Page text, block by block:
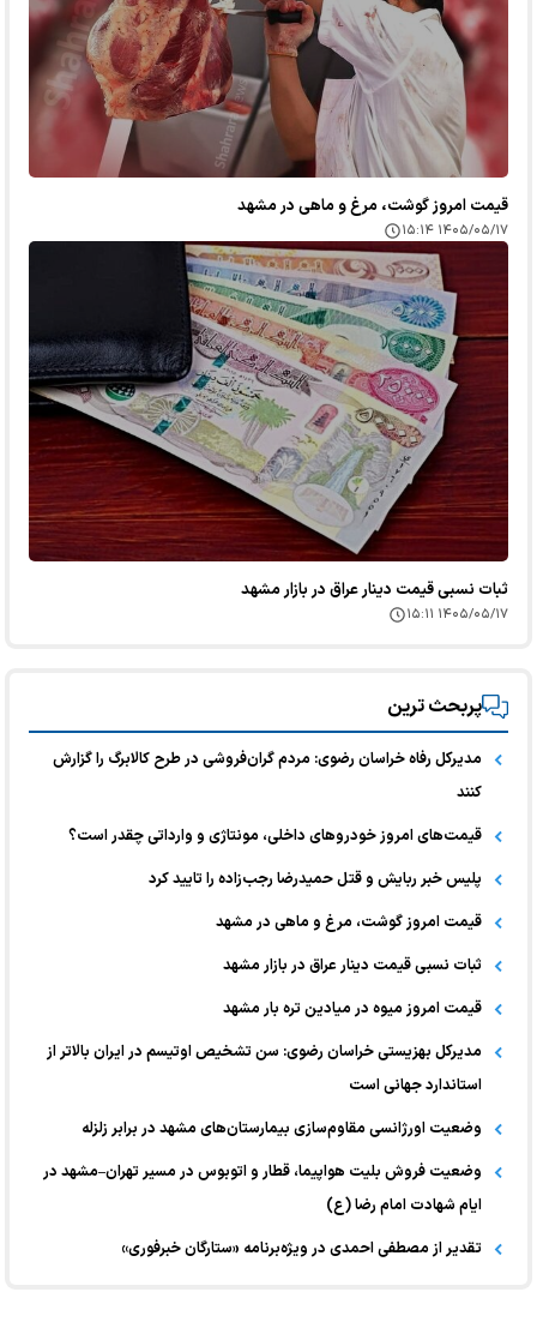
قیمت امروز گوشت، مرغ و ماهی در مشهد
۱۴۰۵/۰۵/۱۷ ۱۵:۱۴
ثبات نسبی قیمت دینار عراق در بازار مشهد
۱۴۰۵/۰۵/۱۷ ۱۵:۱۱
پربحث ترین
مدیرکل رفاه خراسان رضوی: مردم گران‌فروشی در طرح کالابرگ را گزارش
کنند
قیمت‌های امروز خودرو‌های داخلی، مونتاژی و وارداتی چقدر است؟
پلیس خبر ربایش و قتل حمیدرضا رجب‌زاده را تایید کرد
قیمت امروز گوشت، مرغ و ماهی در مشهد
ثبات نسبی قیمت دینار عراق در بازار مشهد
قیمت امروز میوه در میادین تره بار مشهد
مدیرکل بهزیستی خراسان رضوی: سن تشخیص اوتیسم در ایران بالاتر از
استاندارد جهانی است
وضعیت اورژانسی مقاوم‌سازی بیمارستان‌های مشهد در برابر زلزله
وضعیت فروش بلیت هواپیما، قطار و اتوبوس در مسیر تهران–مشهد در
ایام شهادت امام رضا (ع)
تقدیر از مصطفی احمدی در ویژه‌برنامه «ستارگان خبرفوری»